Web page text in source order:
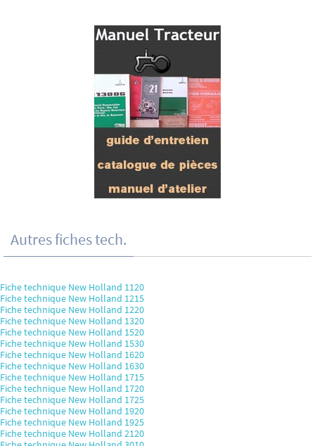
Autres fiches tech.
Fiche technique New Holland 1120
Fiche technique New Holland 1215
Fiche technique New Holland 1220
Fiche technique New Holland 1320
Fiche technique New Holland 1520
Fiche technique New Holland 1530
Fiche technique New Holland 1620
Fiche technique New Holland 1630
Fiche technique New Holland 1715
Fiche technique New Holland 1720
Fiche technique New Holland 1725
Fiche technique New Holland 1920
Fiche technique New Holland 1925
Fiche technique New Holland 2120